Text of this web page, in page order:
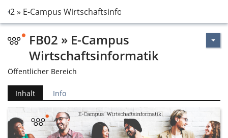
» E-Campus Wirtschaftsinformatik
FB02 » E-Campus
Wirtschaftsinformatik
Öffentlicher Bereich
Inhalt Info